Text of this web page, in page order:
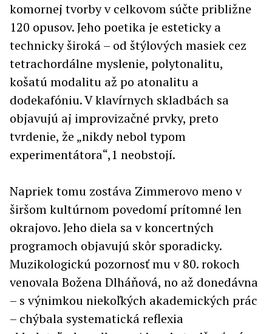
komornej tvorby v celkovom súčte približne
120 opusov. Jeho poetika je esteticky a
technicky široká – od štýlových masiek cez
tetrachordálne myslenie, polytonalitu,
košatú modalitu až po atonalitu a
dodekafóniu. V klavírnych skladbách sa
objavujú aj improvizačné prvky, preto
tvrdenie, že „nikdy nebol typom
experimentátora“,1 neobstojí.
Napriek tomu zostáva Zimmerovo meno v
širšom kultúrnom povedomí prítomné len
okrajovo. Jeho diela sa v koncertných
programoch objavujú skôr sporadicky.
Muzikologickú pozornosť mu v 80. rokoch
venovala Božena Dlháňová, no až donedávna
– s výnimkou niekoľkých akademických prác
– chýbala systematická reflexia